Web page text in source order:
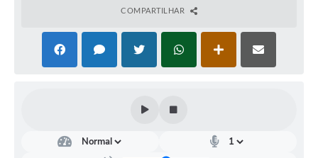
Cronograma coleta de lixo e seletiva
Banco do Povo
Biblioteca
COMPARTILHAR